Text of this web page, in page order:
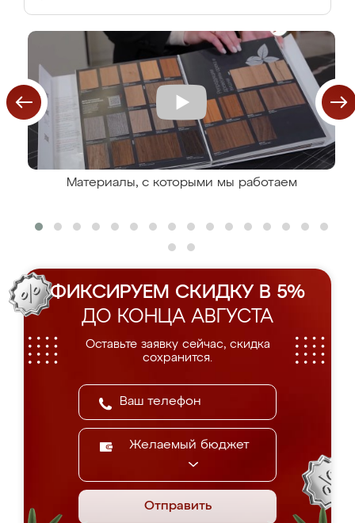
Материалы, с которыми мы работаем
ФИКСИРУЕМ СКИДКУ В 5%
ДО КОНЦА АВГУСТА
Оставьте заявку сейчас, скидка
сохранится.
Желаемый бюджет
Отправить